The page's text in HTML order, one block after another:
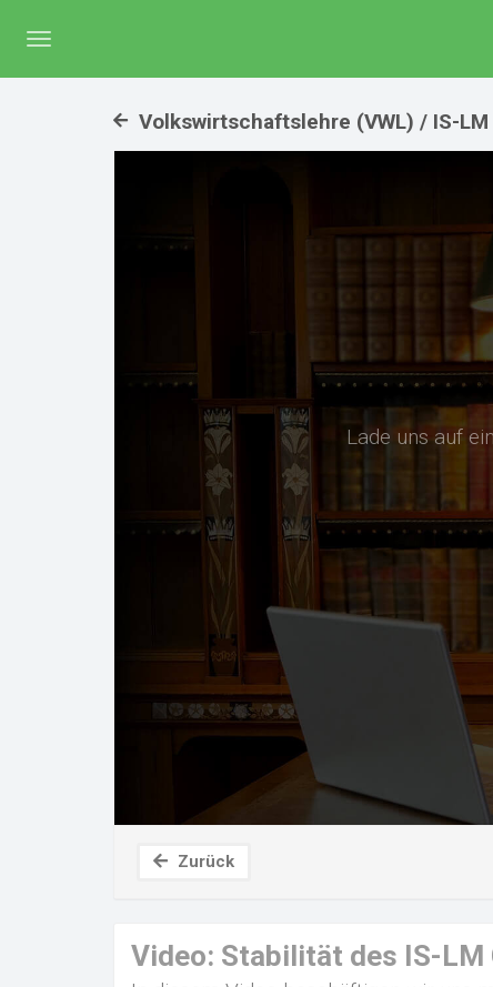
Menü
Volkswirtschaftslehre (VWL) / IS-
Lade uns auf
Zurück
Video: Stabilität des IS-LM